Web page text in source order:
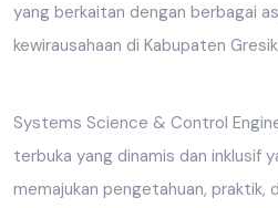
yang berkaitan dengan berbagai
kewirausahaan di Kabupaten
Systems Science & Control
terbuka yang dinamis dan inklusif
memajukan pengetahuan, praktik,